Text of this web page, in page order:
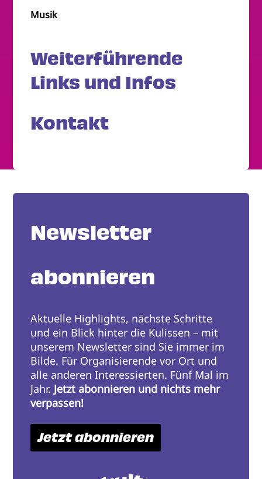
Musik
Weiterführende
Links und Infos
Kontakt
Newsletter
abonnieren
Aktuelle Highlights, nächste Schritte
und ein Blick hinter die Kulissen – mit
unserem Newsletter sind Sie immer im
Bilde. Für Organisierende vor Ort und
alle anderen Interessierten. Fünf Mal im
Jahr. Jetzt abonnieren und nichts mehr
verpassen!
Jetzt abonnieren